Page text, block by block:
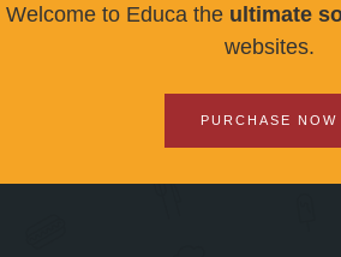
Welcome to Educa the ultimate
websites.
PURCHASE NOW